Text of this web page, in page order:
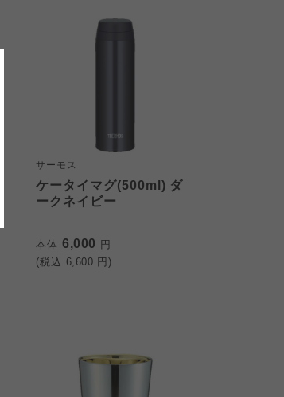
サーモス
ケータイマグ(500ml) ダ
ークネイビー
本体 6,000 円
(税込 6,600 円)
定されています。
おおさかパルコープ
ください。
おおさかパルコープ
。
おおさかパルコープ